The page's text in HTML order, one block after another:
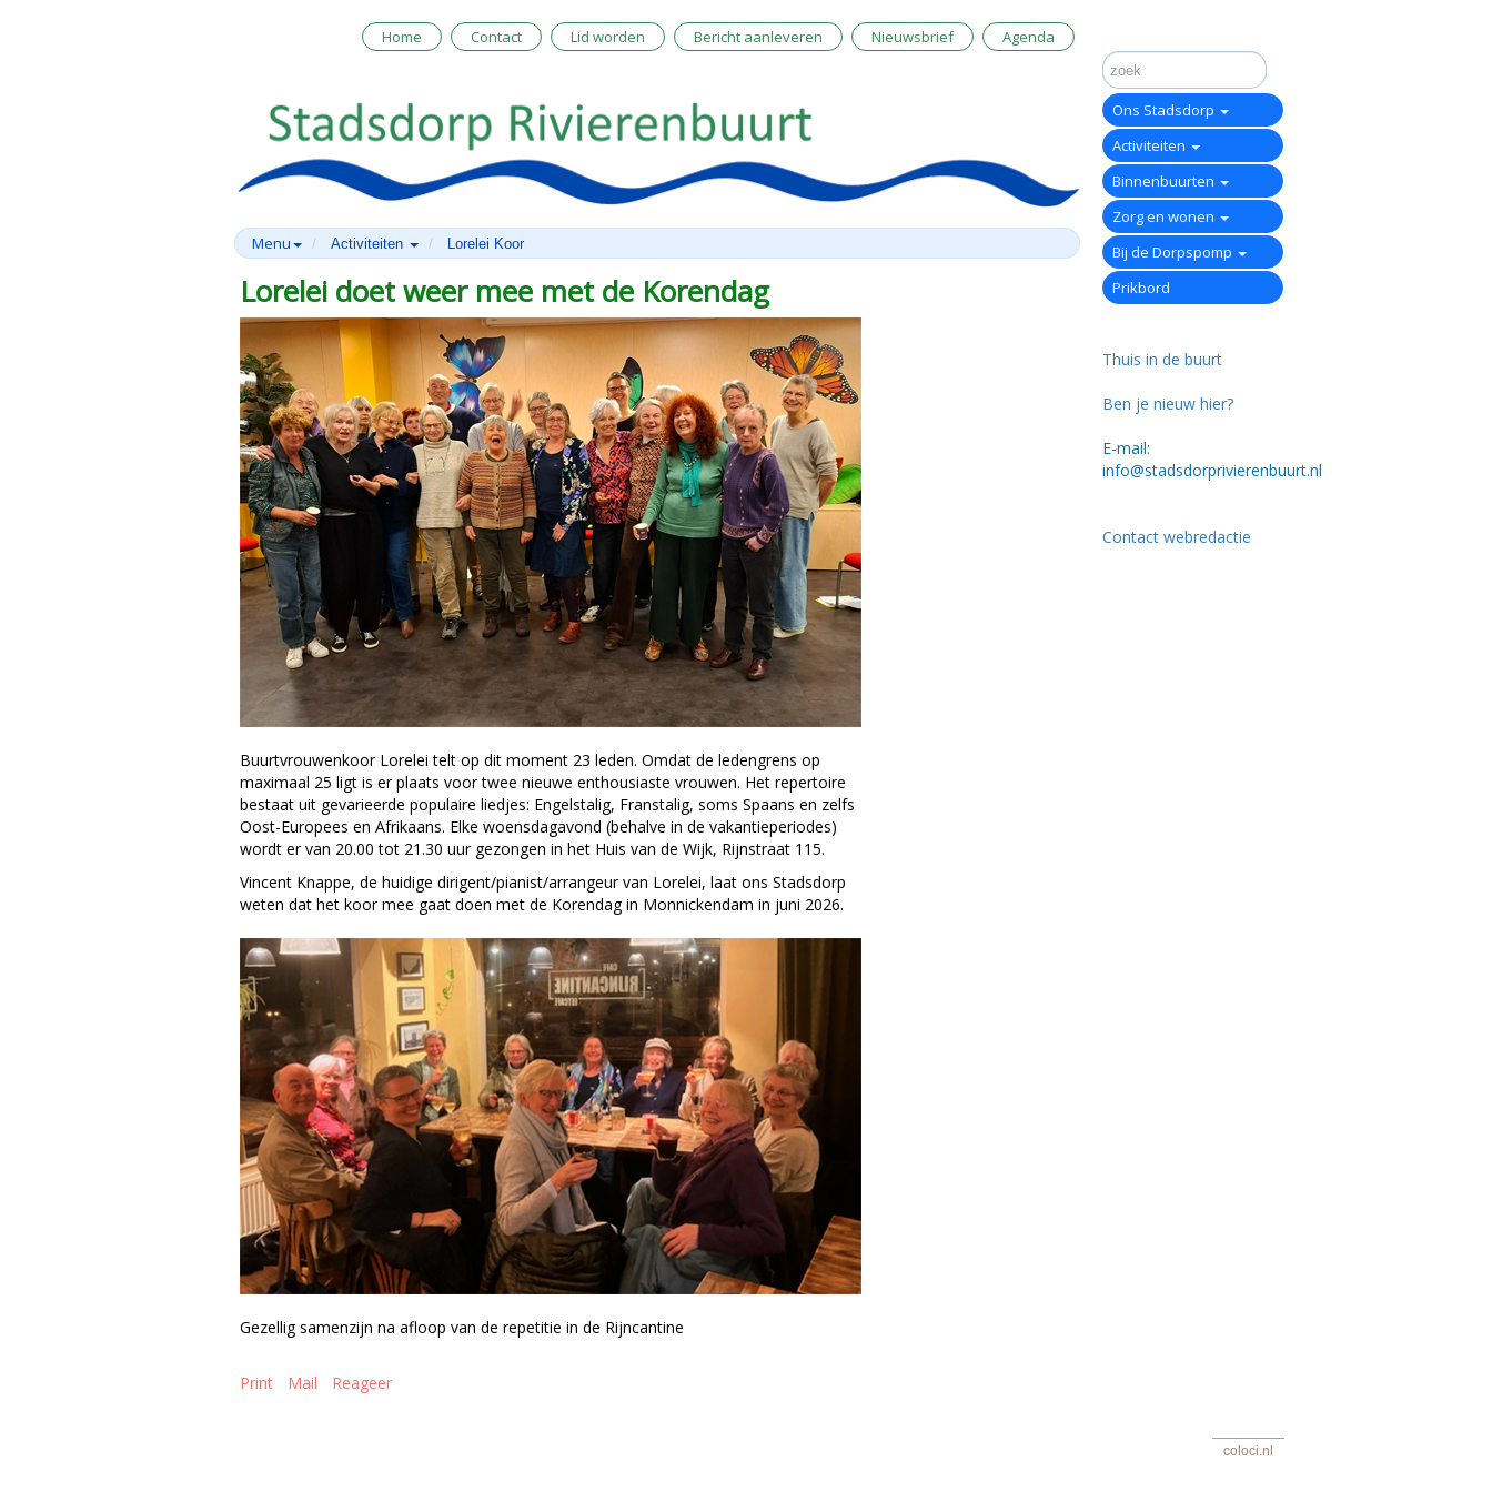
Home Contact Lid worden Bericht aanleveren Nieuwsbrief Agenda
Menu Activiteiten Lorelei Koor
Lorelei doet weer mee met de Korendag
Buurtvrouwenkoor Lorelei telt op dit moment 23 leden. Omdat de ledengrens op
maximaal 25 ligt is er plaats voor twee nieuwe enthousiaste vrouwen. Het repertoire
bestaat uit gevarieerde populaire liedjes: Engelstalig, Franstalig, soms Spaans en zelfs
Oost-Europees en Afrikaans. Elke woensdagavond (behalve in de vakantieperiodes)
wordt er van 20.00 tot 21.30 uur gezongen in het Huis van de Wijk, Rijnstraat 115.
Vincent Knappe, de huidige dirigent/pianist/arrangeur van Lorelei, laat ons Stadsdorp
weten dat het koor mee gaat doen met de Korendag in Monnickendam in juni 2026.
Gezellig samenzijn na afloop van de repetitie in de Rijncantine
Print Mail Reageer
Ons Stadsdorp
Activiteiten
Binnenbuurten
Zorg en wonen
Bij de Dorpspomp
Prikbord
Thuis in de buurt
Ben je nieuw hier?
E-mail:
info@stadsdorprivierenbuurt.nl
Contact webredactie
coloci.nl